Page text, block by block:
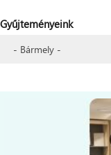
Gyűjteményeink